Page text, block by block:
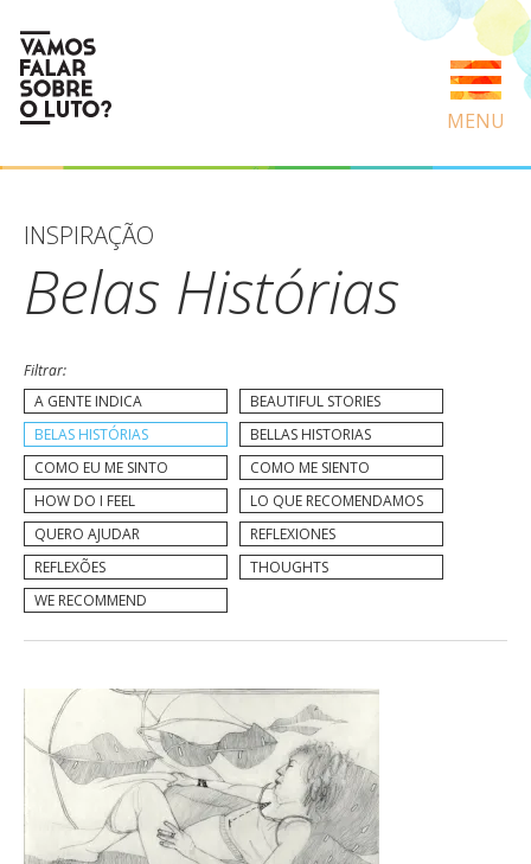
MENU
INSPIRAÇÃO
Belas Histórias
Filtrar:
A GENTE INDICA
BEAUTIFUL STORIES
BELAS HISTÓRIAS
BELLAS HISTORIAS
COMO EU ME SINTO
COMO ME SIENTO
HOW DO I FEEL
LO QUE RECOMENDAMOS
QUERO AJUDAR
REFLEXIONES
REFLEXÕES
THOUGHTS
WE RECOMMEND